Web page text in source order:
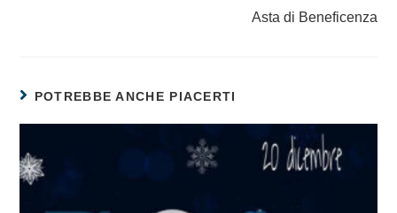
Asta di Beneficenza
POTREBBE ANCHE PIACERTI